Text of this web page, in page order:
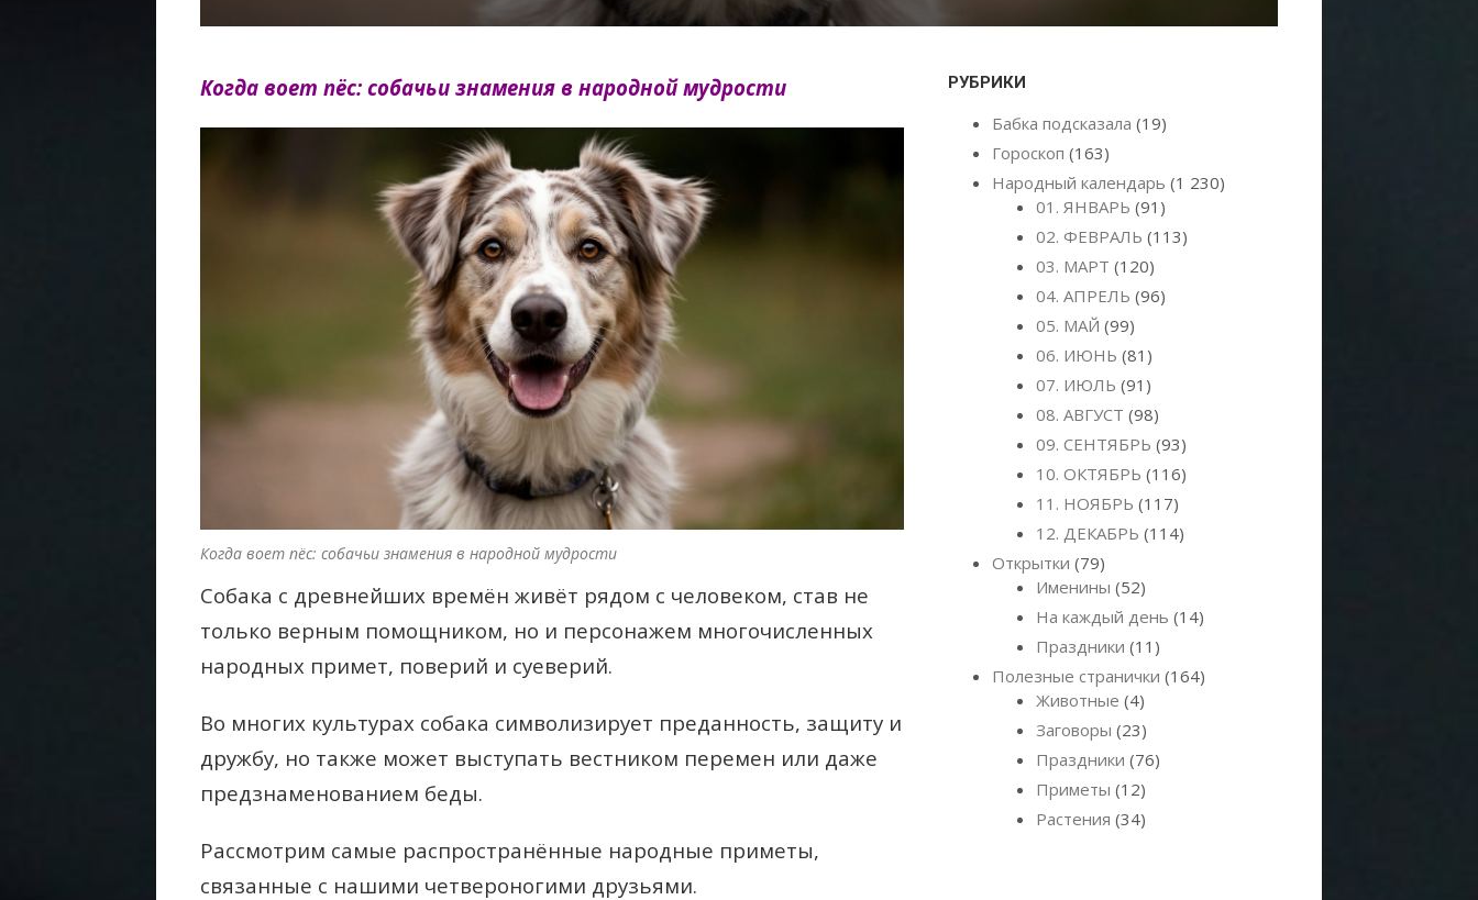
Когда воет пёс: собачьи знамения в народной мудрости
Когда воет пёс: собачьи знамения в народной мудрости
Собака с древнейших времён живёт рядом с человеком, став не
только верным помощником, но и персонажем многочисленных
народных примет, поверий и суеверий.
Во многих культурах собака символизирует преданность, защиту и
дружбу, но также может выступать вестником перемен или даже
предзнаменованием беды.
Рассмотрим самые распространённые народные приметы,
связанные с нашими четвероногими друзьями.
РУБРИКИ
Бабка подсказала (19)
Гороскоп (163)
Народный календарь (1 230)
01. ЯНВАРЬ (91)
02. ФЕВРАЛЬ (113)
03. МАРТ (120)
04. АПРЕЛЬ (96)
05. МАЙ (99)
06. ИЮНЬ (81)
07. ИЮЛЬ (91)
08. АВГУСТ (98)
09. СЕНТЯБРЬ (93)
10. ОКТЯБРЬ (116)
11. НОЯБРЬ (117)
12. ДЕКАБРЬ (114)
Открытки (79)
Именины (52)
На каждый день (14)
Праздники (11)
Полезные странички (164)
Животные (4)
Заговоры (23)
Праздники (76)
Приметы (12)
Растения (34)